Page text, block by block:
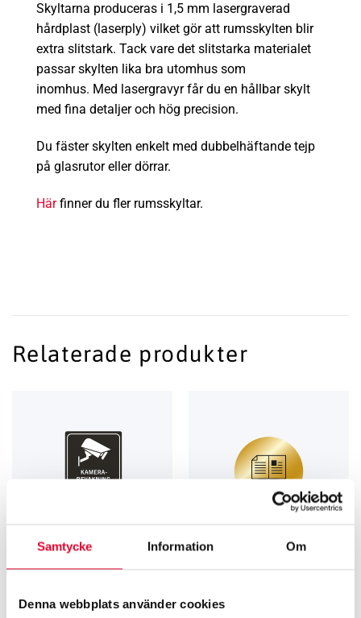
Samtycke Information Om
Denna webbplats använder cookies
Skyltarna produceras i 1,5 mm lasergraverad
hårdplast (laserply) vilket gör att rumsskylten blir
extra slitstark. Tack vare det slitstarka materialet
passar skylten lika bra utomhus som
inomhus. Med lasergravyr får du en hållbar skylt
med fina detaljer och hög precision.
Du fäster skylten enkelt med dubbelhäftande tejp
på glasrutor eller dörrar.
Här finner du fler rumsskyltar.
Relaterade produkter
Kamerabevakningsskylt med
Källsortering Tidningar – 60 mm